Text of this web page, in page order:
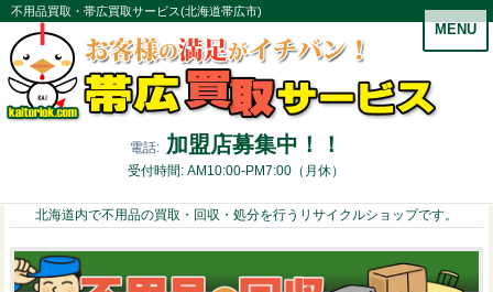
不用品買取・帯広買取サービス(北海道帯広市)
電話: 加盟店募集中！！
受付時間: AM10:00-PM7:00（月休）
MENU
北海道内で不用品の買取・回収・処分を行うリサイクルショップです。